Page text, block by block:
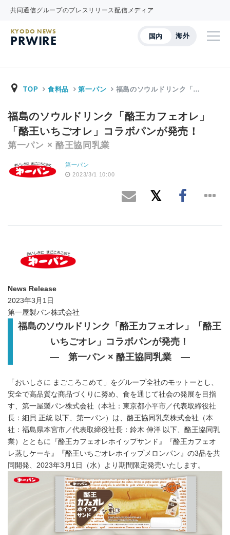
共同通信グループのプレスリリース配信メディア
国内 海外
KYODO NEWS
PRWIRE
TOP 食料品 第一パン 福島のソウルドリンク「…
福島のソウルドリンク「酪王カフェオレ」
「酪王いちごオレ」コラボパンが発売！
第一パン × 酪王協同乳業
第一パン
2023/3/1 10:00
News Release
2023年3月1日
第一屋製パン株式会社
福島のソウルドリンク「酪王カフェオレ」「酪王
いちごオレ」コラボパンが発売！
― 第一パン × 酪王協同乳業 ―
「おいしさに まごころこめて」をグループ全社のモットーとし、
安全で高品質な商品づくりに努め、食を通じて社会の発展を目指
す、第一屋製パン株式会社（本社：東京都小平市／代表取締役社
長：細貝 正統 以下、第一パン）は、酪王協同乳業株式会社（本
社：福島県本宮市／代表取締役社長：鈴木 伸洋 以下、酪王協同乳
業）とともに『酪王カフェオレホイップサンド』『酪王カフェオ
レ蒸しケーキ』『酪王いちごオレホイップメロンパン』の3品を共
同開発、2023年3月1日（水）より期間限定発売いたします。